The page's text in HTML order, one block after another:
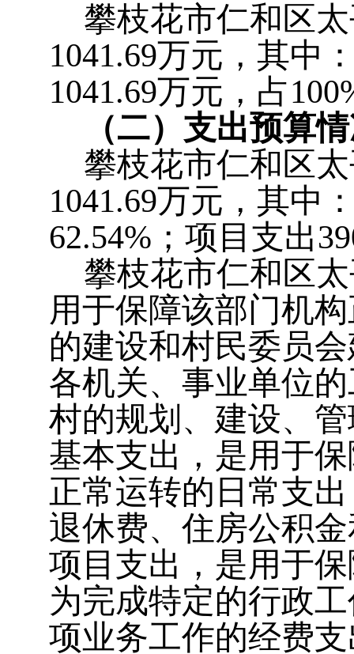
攀枝花市仁和区
1041.69万元，其中
1041.69万元，占100
（二）支出预算
攀枝花市仁和区
1041.69万元，其中
62.54%；项目支出
攀枝花市仁和区
用于保障该部门机
的建设和村民委员
各机关、事业单位
村的规划、建设、
基本支出，是用于
正常运转的日常支
退休费、住房公积
项目支出，是用于
为完成特定的行政
项业务工作的经费